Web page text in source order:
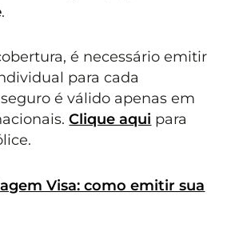
.
é necessário emitir
para cada
é válido apenas em
Clique aqui para
Visa: como emitir sua